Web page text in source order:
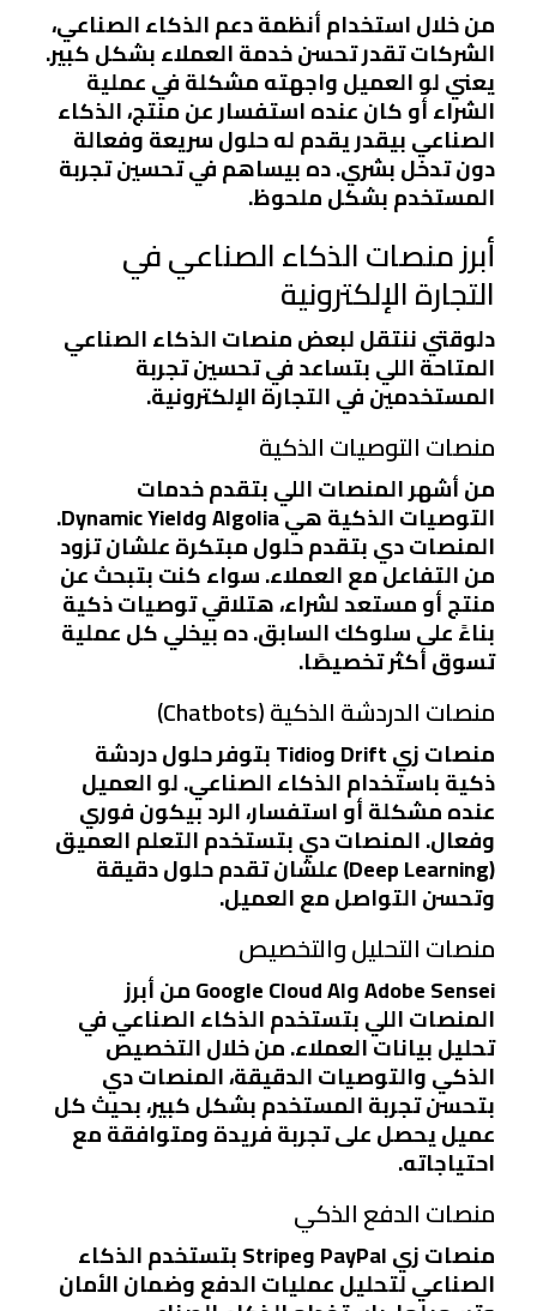
من خلال استخدامأنظمة دعم الذكاء الصناعي،
الشركات تقدر تحسن خدمة العملاء بشكل كبير.
يعني لو العميل واجهته مشكلة في عملية
الشراء أو كان عنده استفسار عن منتج، الذكاء
الصناعي بيقدر يقدم لهحلول سريعةوفعالة
دون تدخل بشري. ده بيساهم فيتحسين تجربة
المستخدمبشكل ملحوظ.
أبرز منصات الذكاء الصناعي في
التجارة الإلكترونية
دلوقتي ننتقل لبعض منصات الذكاء الصناعي
المتاحة اللي بتساعد في تحسين تجربة
المستخدمين في التجارة الإلكترونية.
منصات التوصيات الذكية
من أشهر المنصات اللي بتقدم خدمات
التوصيات الذكية هيAlgoliaوDynamic Yield
.
المنصات دي بتقدم حلول مبتكرة علشان تزود
منالتفاعل مع العملاء. سواء كنت بتبحث عن
منتج أو مستعد لشراء، هتلاقي توصيات ذكية
بناءً على سلوكك السابق. ده بيخلي كل عملية
تسوق أكثر تخصيصًا.
منصات الدردشة الذكية (Chatbots)
منصات زيDriftوTidioبتوفر حلول دردشة
ذكية باستخدام الذكاء الصناعي. لو العميل
عنده مشكلة أو استفسار، الرد بيكون فوري
وفعال. المنصات دي بتستخدمالتعلم العميق
(Deep Learning) علشان تقدم حلول دقيقة
وتحسن التواصل مع العميل.
منصات التحليل والتخصيص
Adobe SenseiوGoogle Cloud AIمن أبرز
المنصات اللي بتستخدم الذكاء الصناعي في
تحليل بيانات العملاء. من خلالالتخصيص
الذكيوالتوصيات الدقيقة، المنصات دي
بتحسن تجربة المستخدم بشكل كبير، بحيث كل
عميل يحصل على تجربة فريدة ومتوافقة مع
احتياجاته.
منصات الدفع الذكي
منصات زيPayPalوStripeبتستخدم الذكاء
الصناعي لتحليل عمليات الدفع وضمان الأمان